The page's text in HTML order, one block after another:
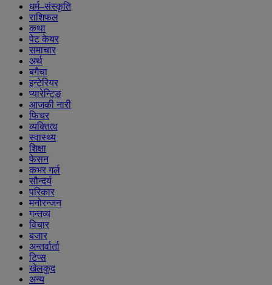
धर्म–संस्कृति
राशिफल
कथा
पेट केयर
समाचार
अर्थ
बगैचा
इन्टेरियर
प्यारेन्टिङ
आजकी नारी
फिचर
व्यक्तित्व
स्वास्थ्य
शिक्षा
फेसन
कभर गर्ल
सौन्दर्य
परिकार
मनोरन्जन
गन्तव्य
विचार
बजार
अन्तर्वार्ता
टिप्स
खेलकुद
अन्य